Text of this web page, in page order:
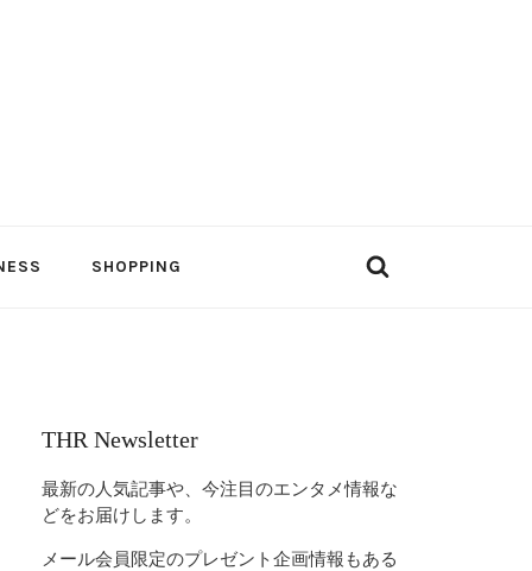
SHOPPING
THR Newsletter
最新の人気記事や、今注目のエンタメ情報な
どをお届けします。
メール会員限定のプレゼント企画情報もある